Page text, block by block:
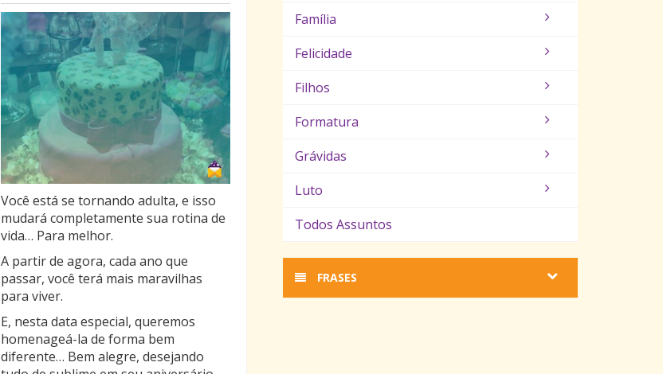
Você está se tornando adulta, e isso
mudará completamente sua rotina de
vida… Para melhor.
A partir de agora, cada ano que
passar, você terá mais maravilhas
para viver.
E, nesta data especial, queremos
homenageá-la de forma bem
diferente… Bem alegre, desejando
Família
Felicidade
Filhos
Formatura
Grávidas
Luto
Todos Assuntos
FRASES